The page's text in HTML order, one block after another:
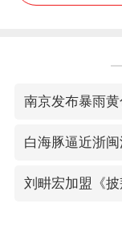
南京发布暴雨
白海豚逼近浙